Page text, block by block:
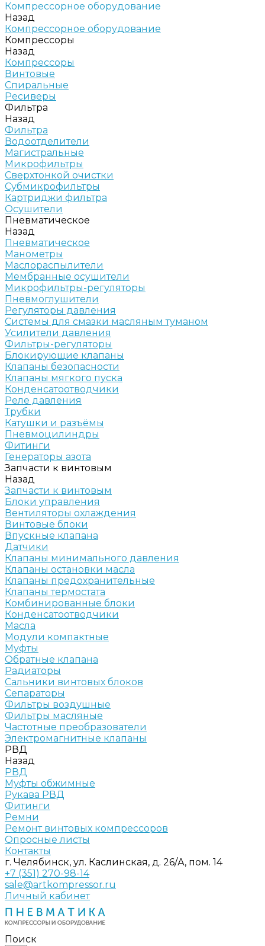
Компрессорное оборудование
Назад
Компрессорное оборудование
Компрессоры
Назад
Компрессоры
Винтовые
Спиральные
Ресиверы
Фильтра
Назад
Фильтра
Водоотделители
Магистральные
Микрофильтры
Сверхтонкой очистки
Субмикрофильтры
Картриджи фильтра
Осушители
Пневматическое
Назад
Пневматическое
Манометры
Маслораспылители
Мембранные осушители
Микрофильтры-регуляторы
Пневмоглушители
Регуляторы давления
Системы для смазки масляным туманом
Усилители давления
Фильтры-регуляторы
Блокирующие клапаны
Клапаны безопасности
Клапаны мягкого пуска
Конденсатоотводчики
Реле давления
Трубки
Катушки и разъёмы
Пневмоцилиндры
Фитинги
Генераторы азота
Запчасти к винтовым
Назад
Запчасти к винтовым
Блоки управления
Вентиляторы охлаждения
Винтовые блоки
Впускные клапана
Датчики
Клапаны минимального давления
Клапаны остановки масла
Клапаны предохранительные
Клапаны термостата
Комбинированные блоки
Конденсатоотводчики
Масла
Модули компактные
Муфты
Обратные клапана
Радиаторы
Сальники винтовых блоков
Сепараторы
Фильтры воздушные
Фильтры масляные
Частотные преобразователи
Электромагнитные клапаны
РВД
Назад
РВД
Муфты обжимные
Рукава РВД
Фитинги
Ремни
Ремонт винтовых компрессоров
Опросные листы
Контакты
г. Челябинск, ул. Каслинская, д. 26/А, пом. 14
+7 (351) 270-98-14
sale@artkompressor.ru
Личный кабинет
Поиск